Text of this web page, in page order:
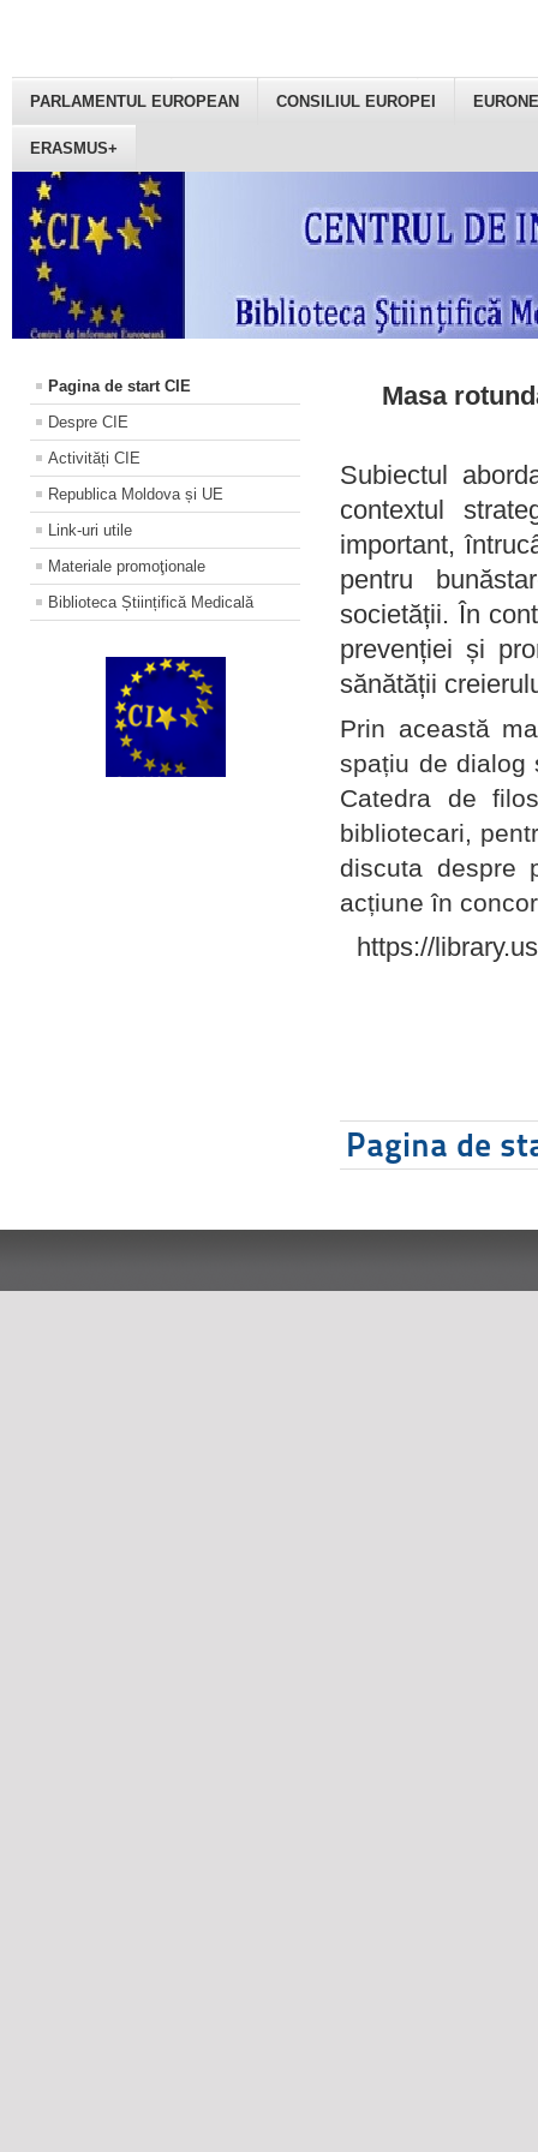
PARLAMENTUL EUROPEAN CONSILIUL EUROPEI
ERASMUS+
Pagina de start CIE
Despre CIE
Activități CIE
Republica Moldova și UE
Link-uri utile
Materiale promoţionale
Biblioteca Științifică Medicală
Masa
Subiectul
contextul
important,
pentru
societății. În
prevenției și
sănătății
Prin această
spațiu de dialog
Catedra de
bibliotecari,
discuta despre
acțiune în
https://
Pagina de